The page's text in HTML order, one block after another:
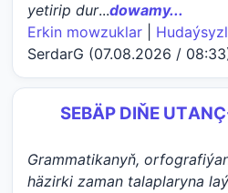
yetirip dur...dowamy...
Erkin mowzuklar
SerdarG (07.08.2026 /
SEBÄP DIŇE
Grammatikanyň,
häzirki zaman talaplaryna